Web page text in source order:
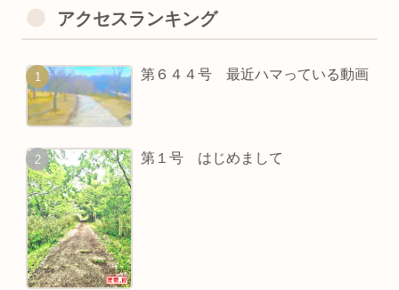
アクセスランキング
第６４４号 最近ハマっている動画
第１号 はじめまして